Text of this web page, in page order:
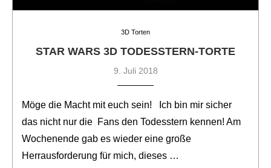
3D Torten
STAR WARS 3D TODESSTERN-TORTE
9. Juli 2018
Möge die Macht mit euch sein! Ich bin mir sicher
das nicht nur die Fans den Todesstern kennen! Am
Wochenende gab es wieder eine große
Herrausforderung für mich, dieses …